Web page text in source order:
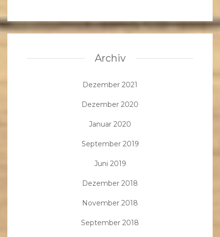
Archiv
Dezember 2021
Dezember 2020
Januar 2020
September 2019
Juni 2019
Dezember 2018
November 2018
September 2018